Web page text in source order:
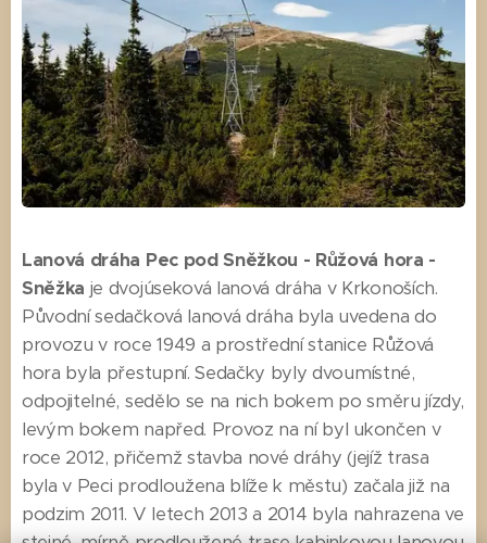
Lanová dráha Pec pod Sněžkou - Růžová hora -
Sněžka je dvojúseková lanová dráha v Krkonoších.
Původní sedačková lanová dráha byla uvedena do
provozu v roce 1949 a prostřední stanice Růžová
hora byla přestupní. Sedačky byly dvoumístné,
odpojitelné, sedělo se na nich bokem po směru jízdy,
levým bokem napřed. Provoz na ní byl ukončen v
roce 2012, přičemž stavba nové dráhy (jejíž trasa
byla v Peci prodloužena blíže k městu) začala již na
podzim 2011. V letech 2013 a 2014 byla nahrazena ve